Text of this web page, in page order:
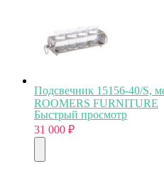
Подсвечник 15156-40/S,
ROOMERS FURNITURE
Быстрый просмотр
31 000 ₽